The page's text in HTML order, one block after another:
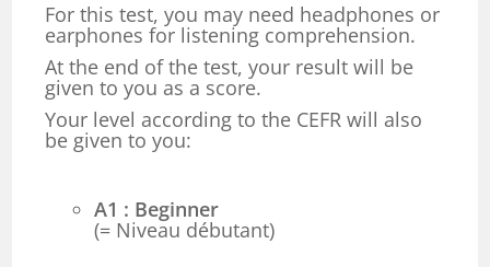
For this test, you may need headphones or
earphones for listening comprehension.
At the end of the test, your result will be
given to you as a score.
Your level according to the CEFR will also
be given to you:
A1 : Beginner
(= Niveau débutant)